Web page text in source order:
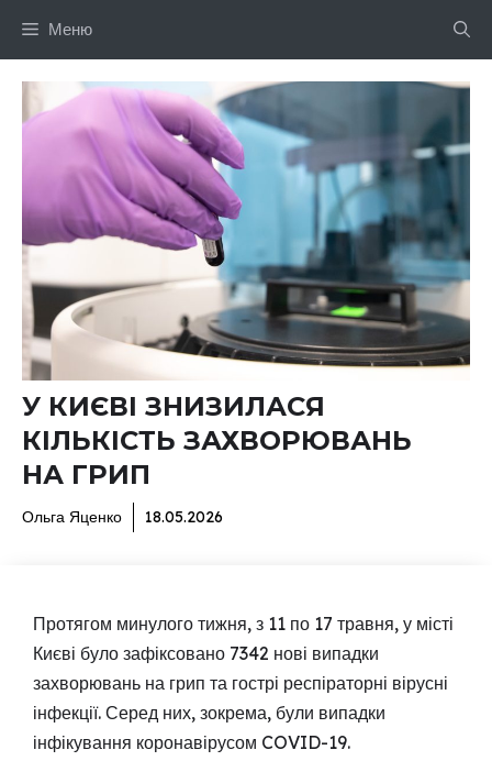
Меню
У КИЄВІ ЗНИЗИЛАСЯ
КІЛЬКІСТЬ ЗАХВОРЮВАНЬ
НА ГРИП
Ольга Яценко 18.05.2026
Протягом минулого тижня, з 11 по 17 травня, у місті
Києві було зафіксовано 7342 нові випадки
захворювань на грип та гострі респіраторні вірусні
інфекції. Серед них, зокрема, були випадки
інфікування коронавірусом COVID-19.